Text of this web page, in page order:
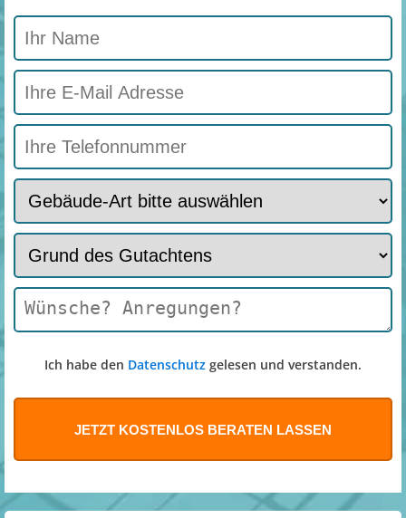
Ich habe den Datenschutz gelesen und verstanden.